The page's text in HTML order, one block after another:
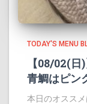
TODAY'S MENU
【08/02(日)
青鯛はピン
本日のオスス